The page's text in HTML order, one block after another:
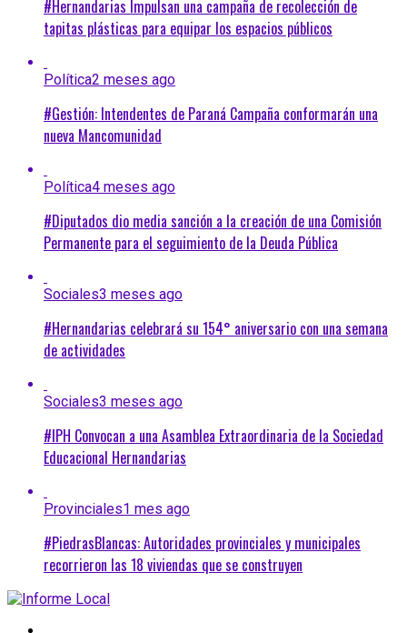
#Hernandarias Impulsan una campaña de recolección de
tapitas plásticas para equipar los espacios públicos
Política2 meses ago
#Gestión: Intendentes de Paraná Campaña conformarán una
nueva Mancomunidad
Política4 meses ago
#Diputados dio media sanción a la creación de una Comisión
Permanente para el seguimiento de la Deuda Pública
Sociales3 meses ago
#Hernandarias celebrará su 154° aniversario con una semana
de actividades
Sociales3 meses ago
#IPH Convocan a una Asamblea Extraordinaria de la Sociedad
Educacional Hernandarias
Provinciales1 mes ago
#PiedrasBlancas: Autoridades provinciales y municipales
recorrieron las 18 viviendas que se construyen